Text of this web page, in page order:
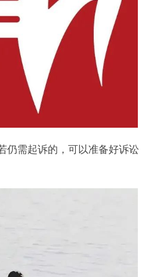
仍需起诉的，可以准备好诉讼